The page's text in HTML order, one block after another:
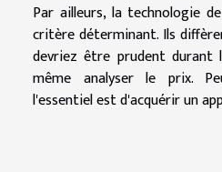
Par ailleurs, la technologie
critère déterminant. Ils
devriez être prudent
même analyser le prix.
l'essentiel est d'acquérir un